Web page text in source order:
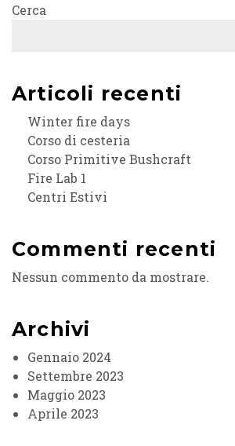
Cerca
Articoli recenti
Winter fire days
Corso di cesteria
Corso Primitive Bushcraft
Fire Lab 1
Centri Estivi
Commenti recenti
Nessun commento da mostrare.
Archivi
Gennaio 2024
Settembre 2023
Maggio 2023
Aprile 2023